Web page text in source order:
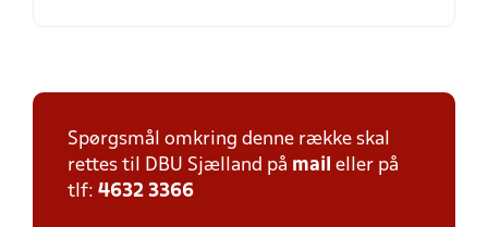
Spørgsmål omkring denne række skal
rettes til DBU Sjælland på mail eller på
tlf: 4632 3366